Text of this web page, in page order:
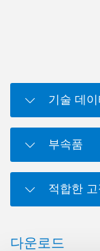
기술 데이
부속품
적합한
다운로드